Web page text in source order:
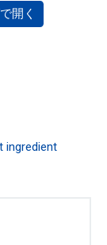
開く
ingredient